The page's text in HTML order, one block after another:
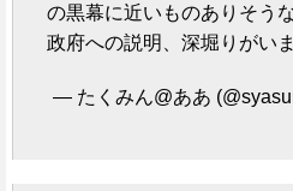
の黒幕に近いものありそう
政府への説明、深堀りがい
— たくみん@ああ